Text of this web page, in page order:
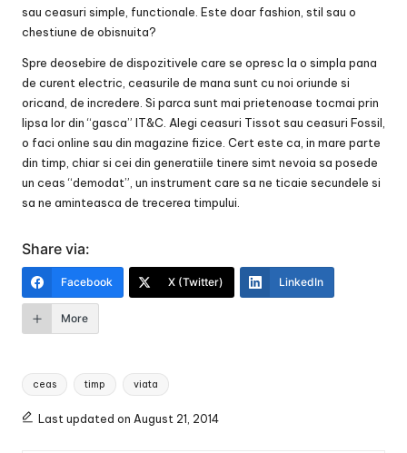
sau ceasuri simple, functionale. Este doar fashion, stil sau o
chestiune de obisnuita?
Spre deosebire de dispozitivele care se opresc la o simpla pana
de curent electric, ceasurile de mana sunt cu noi oriunde si
oricand, de incredere. Si parca sunt mai prietenoase tocmai prin
lipsa lor din “gasca” IT&C. Alegi ceasuri Tissot sau ceasuri Fossil
o faci online sau din magazine fizice. Cert este ca, in mare parte
din timp, chiar si cei din generatiile tinere simt nevoia sa posede
un ceas “demodat”, un instrument care sa ne ticaie secundele si
sa ne aminteasca de trecerea timpului.
Share via:
Facebook X (Twitter) LinkedIn
More
Tags:
ceas timp viata
Last updated on August 21, 2014